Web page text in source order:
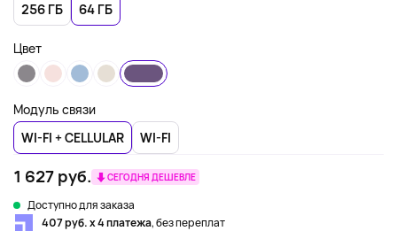
256 ГБ
64 ГБ
Цвет
Модуль связи
WI-FI + CELLULAR
WI-FI
1 627 руб. СЕГОДНЯ ДЕШЕВЛЕ
Доступно для заказа
407 руб. х 4 платежа, без переплат